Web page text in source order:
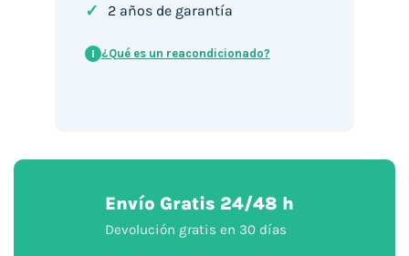
✓ 2 años de garantía
i ¿Qué es un reacondicionado?
Envío Gratis 24/48 h
Devolución gratis en 30 días